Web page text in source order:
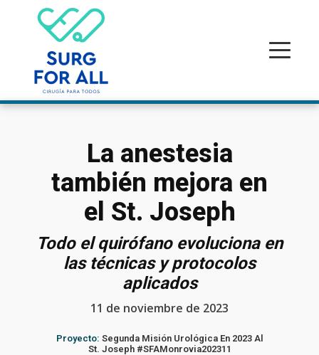
La anestesia
también mejora en
el St. Joseph
Todo el quirófano evoluciona en
las técnicas y protocolos
aplicados
11 de noviembre de 2023
Proyecto: Segunda Misión Urológica En 2023 Al
St. Joseph #SFAMonrovia202311